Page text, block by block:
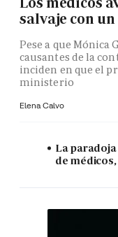
salvaje con
Pese a que Mónica
causantes de la
inciden en que el
ministerio
Elena Calvo
La paradoja
de